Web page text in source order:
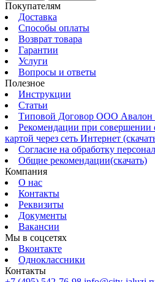
Покупателям
Доставка
Способы оплаты
Возврат товара
Гарантии
Услуги
Вопросы и ответы
Полезное
Инструкции
Статьи
Типовой Договор ООО Авалон
Рекомендации при совершении
картой через сеть Интернет
Согласие на обработку
Общие рекомендации(скачать)
Компания
О нас
Контакты
Реквизиты
Документы
Вакансии
Мы в соцсетях
Вконтакте
Одноклассники
Контакты